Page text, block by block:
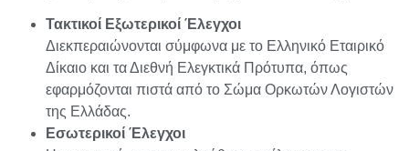
Τακτικοί Εξωτερικοί Έλεγχοι
Διεκπεραιώνονται σύμφωνα με το Ελληνικό Εταιρικό
Δίκαιο και τα Διεθνή Ελεγκτικά Πρότυπα, όπως
εφαρμόζονται πιστά από το Σώμα Ορκωτών Λογιστών
της Ελλάδας.
Εσωτερικοί Έλεγχοι